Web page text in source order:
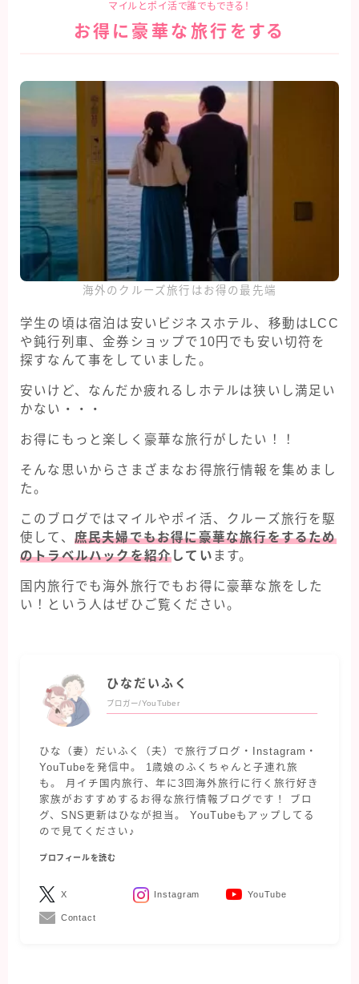
マイルとポイ活で誰でもできる！
お得に豪華な旅行をする
海外のクルーズ旅行はお得の最先端
学生の頃は宿泊は安いビジネスホテル、移動はLCC
や鈍行列車、金券ショップで10円でも安い切符を
探すなんて事をしていました。
安いけど、なんだか疲れるしホテルは狭いし満足い
かない・・・
お得にもっと楽しく豪華な旅行がしたい！！
そんな思いからさまざまなお得旅行情報を集めまし
た。
このブログではマイルやポイ活、クルーズ旅行を駆
使して、 庶民夫婦でもお得に豪華な旅行をするため
のトラベルハックを紹介してい ます。
国内旅行でも海外旅行でもお得に豪華な旅をした
い！という人はぜひご覧ください。
ひなだいふく
ブロガー/YouTuber
ひな（妻）だいふく（夫）で旅行ブログ・Instagram・
YouTubeを発信中。 1歳娘のふくちゃんと子連れ旅
も。 月イチ国内旅行、年に3回海外旅行に行く旅行好き
家族がおすすめするお得な旅行情報ブログです！ ブロ
グ、SNS更新はひなが担当。 YouTubeもアップしてる
ので見てください♪
プロフィールを読む
X Instagram YouTube
Contact